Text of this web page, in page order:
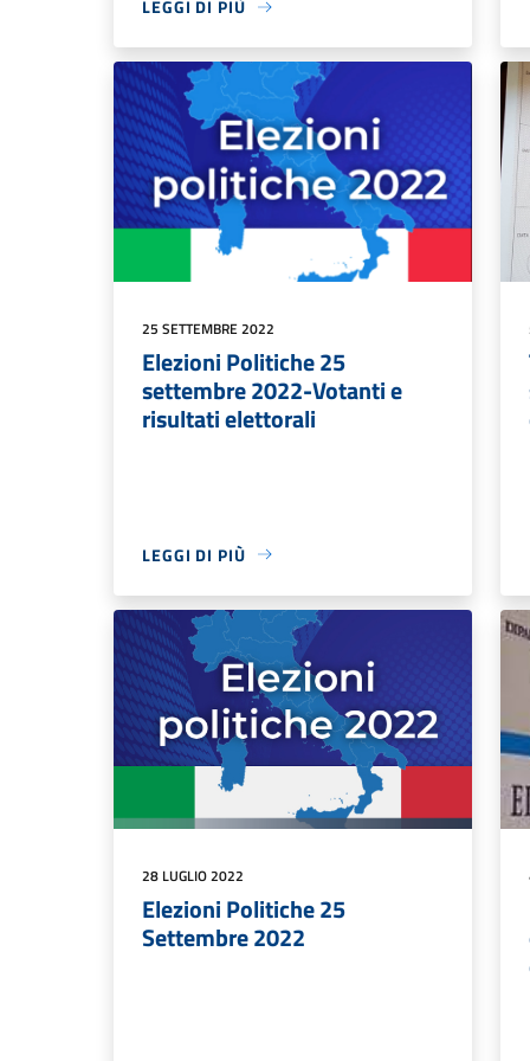
LEGGI DI PIÙ
25 SETTEMBRE 2022
Elezioni Politiche 25
settembre 2022-Votanti e
risultati elettorali
LEGGI DI PIÙ
28 LUGLIO 2022
Elezioni Politiche 25
Settembre 2022